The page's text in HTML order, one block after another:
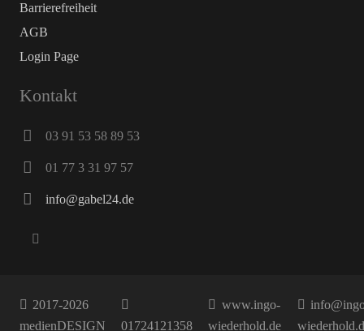
Barrierefreiheit
AGB
Login Page
Kontakt
03 91 53 58 89 53
01 77 3 31 97 57
info@gabel24.de
2017-2026
medienDESIGN
01724121358
www.ingo-
wiederhold.de